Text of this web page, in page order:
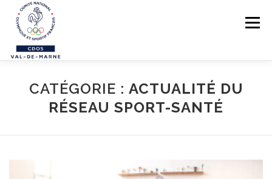
Aller au contenu
Menu
NOS ACTIONS
CATÉGORIE : ACTUALITÉ DU
RÉSEAU SPORT-SANTÉ